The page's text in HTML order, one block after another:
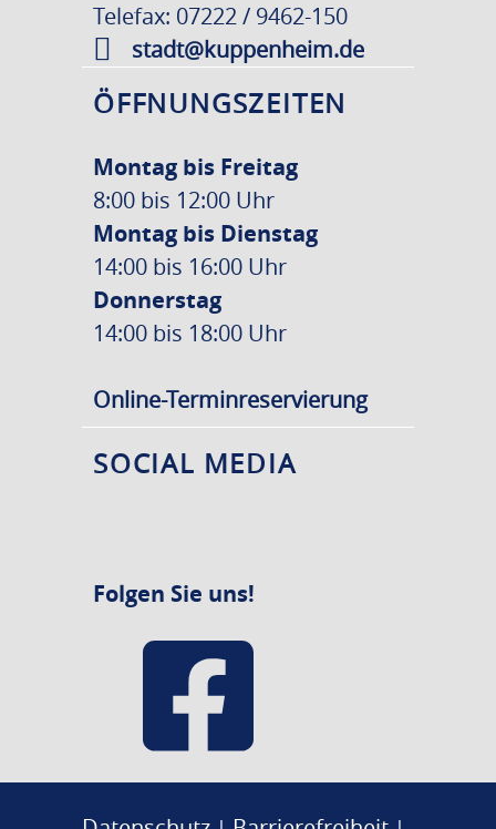
Telefax: 07222 / 9462-150
stadt@kuppenheim.de
ÖFFNUNGSZEITEN
Montag bis Freitag
8:00 bis 12:00 Uhr
Montag bis Dienstag
14:00 bis 16:00 Uhr
Donnerstag
14:00 bis 18:00 Uhr
Online-Terminreservierung
SOCIAL MEDIA
Folgen Sie uns!